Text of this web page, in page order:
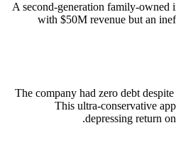
A second-generation family-owned
with $50M revenue but an
The company had zero debt
This ultra-conservative
depressing return